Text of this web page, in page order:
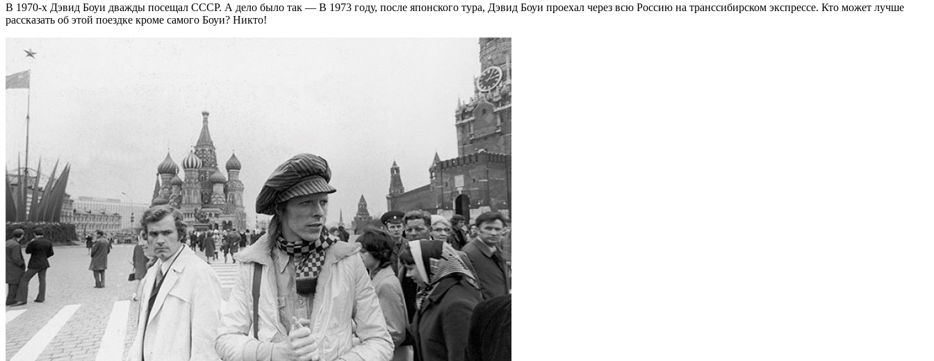
В 1970-х Дэвид Боуи дважды посещал СССР. А дело было так — В 1973 году, после японского тура, Дэвид Боуи проехал через всю Россию на транссибирском экспрессе. Кто может лучше
рассказать об этой поездке кроме самого Боуи? Никто!